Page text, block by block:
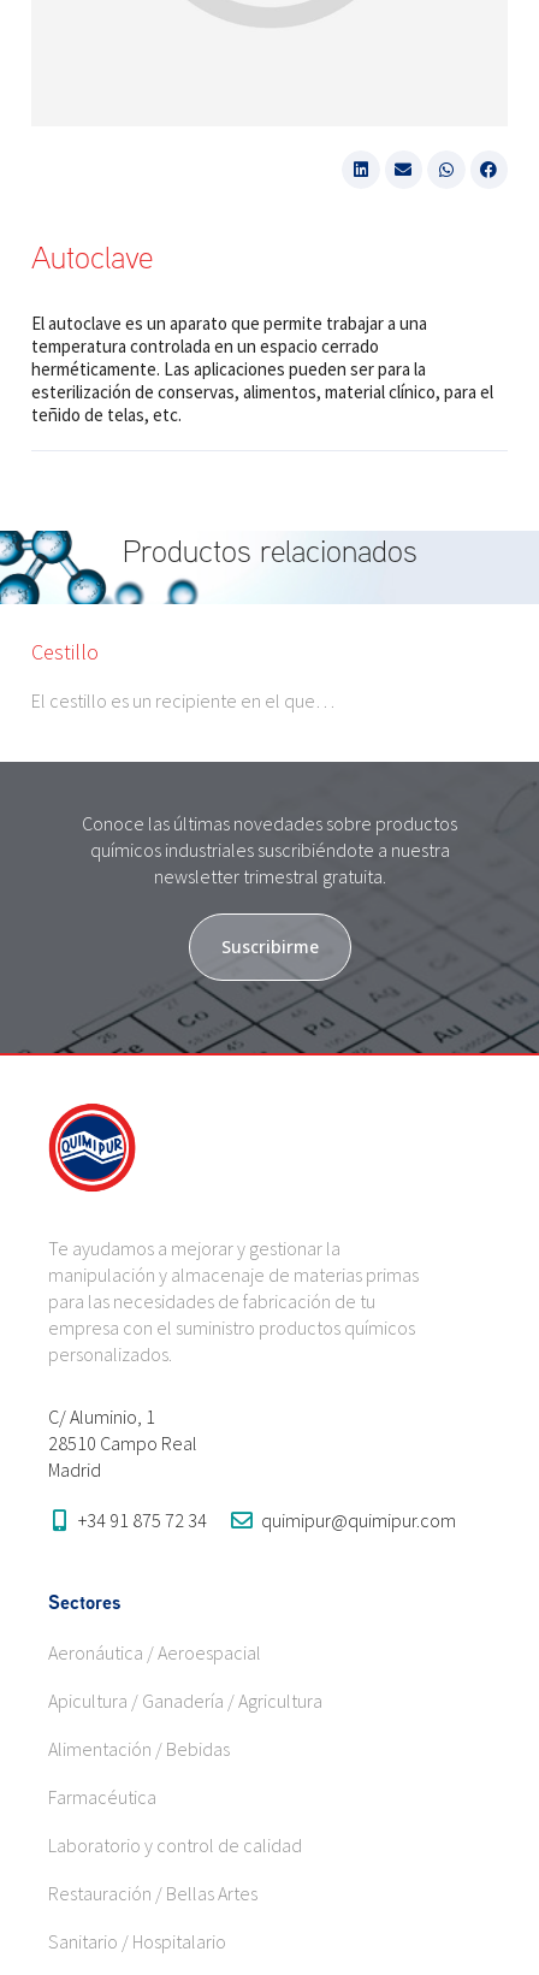
Autoclave
El autoclave es un aparato que permite trabajar a una
temperatura controlada en un espacio cerrado
herméticamente. Las aplicaciones pueden ser para la
esterilización de conservas, alimentos, material clínico, para el
teñido de telas, etc.
Productos relacionados
Cestillo
El cestillo es un recipiente en el que…
Conoce las últimas novedades sobre productos
químicos industriales suscribiéndote a nuestra
newsletter trimestral gratuita.
Suscribirme
Te ayudamos a mejorar y gestionar la
manipulación y almacenaje de materias primas
para las necesidades de fabricación de tu
empresa con el suministro productos químicos
personalizados.
C/ Aluminio, 1
28510 Campo Real
Madrid
+34 91 875 72 34 quimipur@quimipur.com
Sectores
Aeronáutica / Aeroespacial
Apicultura / Ganadería / Agricultura
Alimentación / Bebidas
Farmacéutica
Laboratorio y control de calidad
Restauración / Bellas Artes
Sanitario / Hospitalario